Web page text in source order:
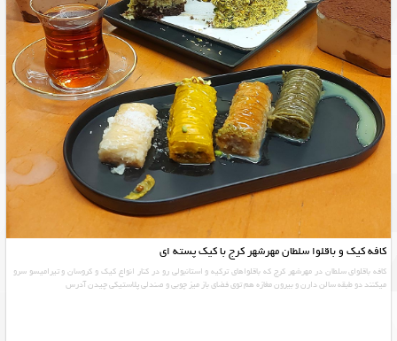
کافه کیک و باقلوا سلطان مهرشهر کرج با کیک پسته ای
کافه باقلوای سلطان در مهرشهر کرج که باقلواهای ترکیه و استانبولی رو در کنار انواع کیک و کروسان و تیرامیسو سرو
میکنند دو طبقه سالن دارن و بیرون مغازه هم توی فضای باز میز چوبی و صندلی پلاستیکی چیدن آدرس